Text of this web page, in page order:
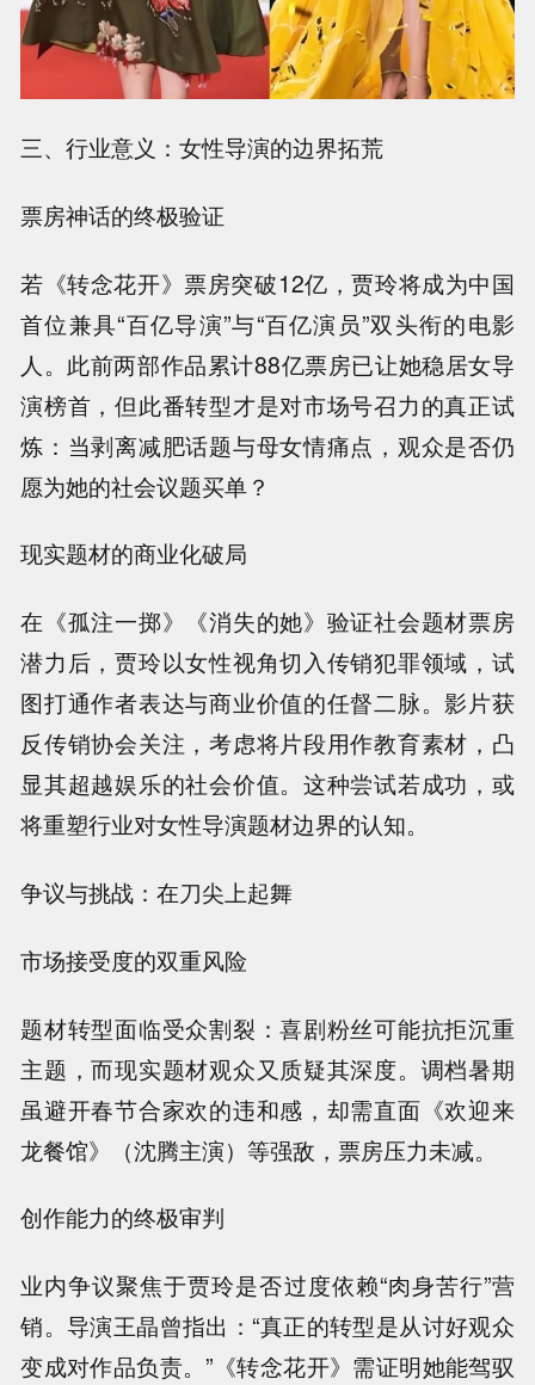
三、行业意义：女性导演的边界拓荒
票房神话的终极验证
若《转念花开》票房突破12亿，贾玲将成为中国
首位兼具“百亿导演”与“百亿演员”双头衔的电影
人。此前两部作品累计88亿票房已让她稳居女导
演榜首，但此番转型才是对市场号召力的真正试
炼：当剥离减肥话题与母女情痛点，观众是否仍
愿为她的社会议题买单？
现实题材的商业化破局
在《孤注一掷》《消失的她》验证社会题材票房
潜力后，贾玲以女性视角切入传销犯罪领域，试
图打通作者表达与商业价值的任督二脉。影片获
反传销协会关注，考虑将片段用作教育素材，凸
显其超越娱乐的社会价值。这种尝试若成功，或
将重塑行业对女性导演题材边界的认知。
争议与挑战：在刀尖上起舞
市场接受度的双重风险
题材转型面临受众割裂：喜剧粉丝可能抗拒沉重
主题，而现实题材观众又质疑其深度。调档暑期
虽避开春节合家欢的违和感，却需直面《欢迎来
龙餐馆》（沈腾主演）等强敌，票房压力未减。
创作能力的终极审判
业内争议聚焦于贾玲是否过度依赖“肉身苦行”营
销。导演王晶曾指出：“真正的转型是从讨好观众
变成对作品负责。”《转念花开》需证明她能驾驭